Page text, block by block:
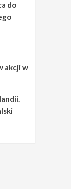
do
akcji w